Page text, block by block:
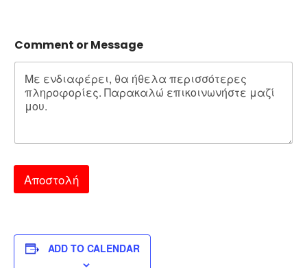
Comment or Message
Αποστολή
ADD TO CALENDAR